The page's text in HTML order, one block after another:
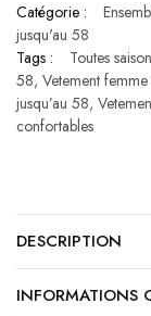
Catégorie :
jusqu'au 58
Tags :
Toutes
58, Vetement
jusqu’au 58,
confortables
DESCRIPTION
INFORMATIONS